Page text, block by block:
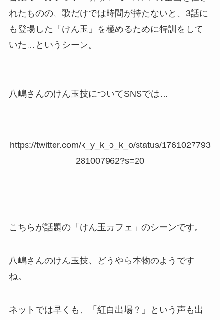
れたものの、歌だけでは時間が持たないと、3話に
も登場した「けん玉」を極めるために特訓をして
いた…というシーン。
八嶋さんのけん玉技についてSNSでは…
https://twitter.com/k_y_k_o_k_o/status/1761027793
281007962?s=20
こちらが話題の「けん玉カフェ」のシーンです。
八嶋さんのけん玉技、どうやら本物のようです
ね。
ネットでは早くも、「紅白出場？」という声も出